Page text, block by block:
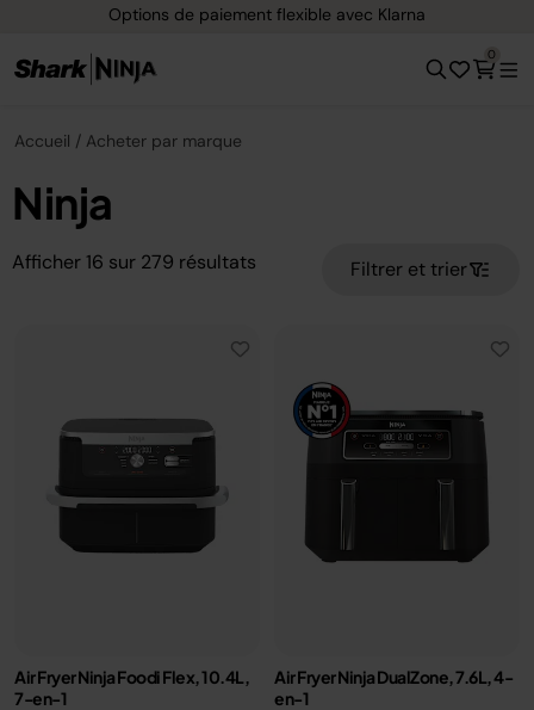
Options de paiement flexible avec Klarna
0
Accueil Acheter par marque
Ninja
Afficher 16 sur 279 résultats Filtrer et trier
Air Fryer Ninja Foodi Flex, 10.4L,
7-en-1
Air Fryer Ninja DualZone, 7.6L, 4-
en-1